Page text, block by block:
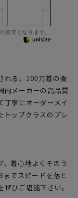
目安となります。
れる、100万着の販
内メーカーの高品質
丁寧にオーダーメイ
トップクラスのプレ
着心地よくそのう
でスピードを落と
ひご堪能下さい。